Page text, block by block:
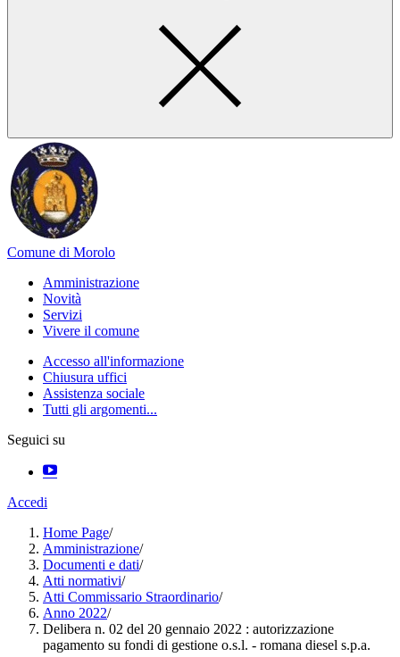
Comune di Morolo
Amministrazione
Novità
Servizi
Vivere il comune
Accesso all'informazione
Chiusura uffici
Assistenza sociale
Tutti gli argomenti...
Seguici su
Accedi
Home Page/
Amministrazione/
Documenti e dati/
Atti normativi/
Atti Commissario Straordinario/
Anno 2022/
Delibera n. 02 del 20 gennaio 2022 : autorizzazione
pagamento su fondi di gestione o.s.l. - romana diesel s.p.a.